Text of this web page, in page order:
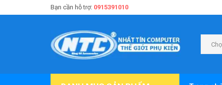
Bạn cần hỗ trợ: 0915391010